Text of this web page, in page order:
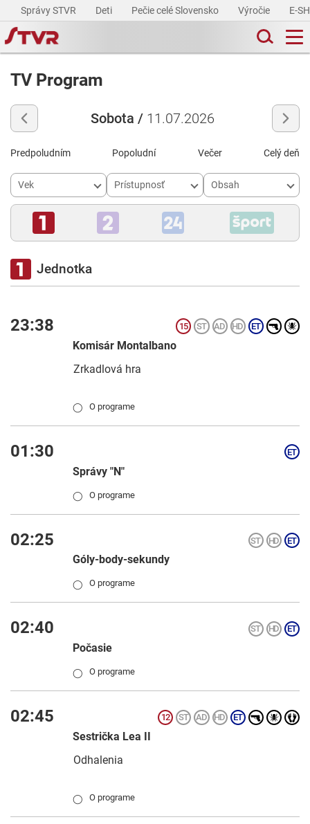
Správy STVR Deti Pečie celé Slovensko Výročie E-
TV Program
Sobota / 11.07.2026
Predpoludním Popoludní Večer Celý deň
Vek Prístupnosť Obsah
Jednotka
23:38
Komisár Montalbano
Zrkadlová hra
◯ O programe
01:30
Správy "N"
◯ O programe
02:25
Góly-body-sekundy
◯ O programe
02:40
Počasie
◯ O programe
02:45
Sestrička Lea II
Odhalenia
◯ O programe